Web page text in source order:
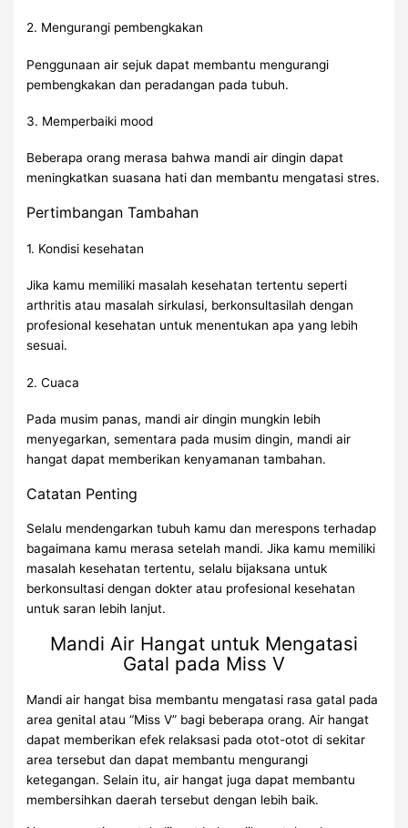
2. Mengurangi pembengkakan
Penggunaan air sejuk dapat membantu mengurangi
pembengkakan dan peradangan pada tubuh.
3. Memperbaiki mood
Beberapa orang merasa bahwa mandi air dingin dapat
meningkatkan suasana hati dan membantu mengatasi stres.
Pertimbangan Tambahan
1. Kondisi kesehatan
Jika kamu memiliki masalah kesehatan tertentu seperti
arthritis atau masalah sirkulasi, berkonsultasilah dengan
profesional kesehatan untuk menentukan apa yang lebih
sesuai.
2. Cuaca
Pada musim panas, mandi air dingin mungkin lebih
menyegarkan, sementara pada musim dingin, mandi air
hangat dapat memberikan kenyamanan tambahan.
Catatan Penting
Selalu mendengarkan tubuh kamu dan merespons terhadap
bagaimana kamu merasa setelah mandi. Jika kamu memiliki
masalah kesehatan tertentu, selalu bijaksana untuk
berkonsultasi dengan dokter atau profesional kesehatan
untuk saran lebih lanjut.
Mandi Air Hangat untuk Mengatasi
Gatal pada Miss V
Mandi air hangat bisa membantu mengatasi rasa gatal pada
area genital atau “Miss V” bagi beberapa orang. Air hangat
dapat memberikan efek relaksasi pada otot-otot di sekitar
area tersebut dan dapat membantu mengurangi
ketegangan. Selain itu, air hangat juga dapat membantu
membersihkan daerah tersebut dengan lebih baik.